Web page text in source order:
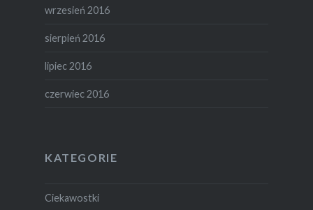
wrzesień 2016
sierpień 2016
lipiec 2016
czerwiec 2016
KATEGORIE
Ciekawostki